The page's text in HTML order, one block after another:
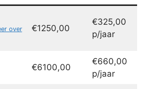
over
€1250,00
€325,00
p/jaar
€6100,00
€660,00
p/jaar